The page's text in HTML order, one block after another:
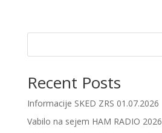
Recent Posts
Informacije SKED ZRS 01.07.2026
Vabilo na sejem HAM RADIO 2026